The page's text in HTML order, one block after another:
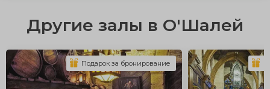
Другие залы в О'Шалей
Подарок за бронирование